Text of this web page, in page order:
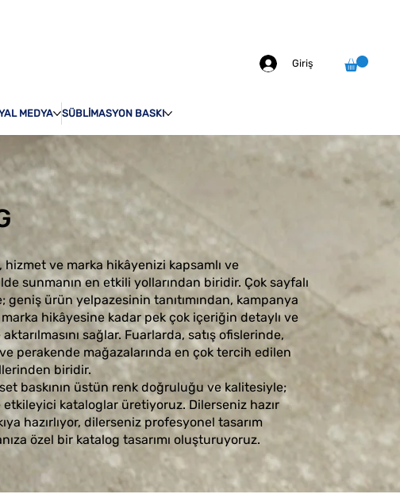
Giriş
MEDYA SÜBLİMASYON BASKI
ve marka hikâyenizi kapsamlı ve
sunmanın en etkili yollarından biridir. Çok sayfalı
geniş ürün yelpazesinin tanıtımından, kampanya
hikâyesine kadar pek çok içeriğin detaylı ve
sağlar. Fuarlarda, satış ofislerinde,
perakende mağazalarında en çok tercih edilen
biridir.
baskının üstün renk doğruluğu ve kalitesiyle;
etkileyici kataloglar üretiyoruz. Dilerseniz hazır
hazırlıyor, dilerseniz profesyonel tasarım
özel bir katalog tasarımı oluşturuyoruz.